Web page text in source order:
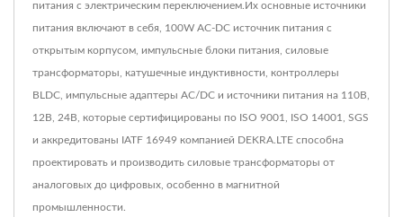
питания с электрическим переключением.Их основные источники
питания включают в себя, 100W AC-DC источник питания с
открытым корпусом, импульсные блоки питания, силовые
трансформаторы, катушечные индуктивности, контроллеры
BLDC, импульсные адаптеры AC/DC и источники питания на 110В,
12В, 24В, которые сертифицированы по ISO 9001, ISO 14001, SGS
и аккредитованы IATF 16949 компанией DEKRA.LTE способна
проектировать и производить силовые трансформаторы от
аналоговых до цифровых, особенно в магнитной
промышленности.